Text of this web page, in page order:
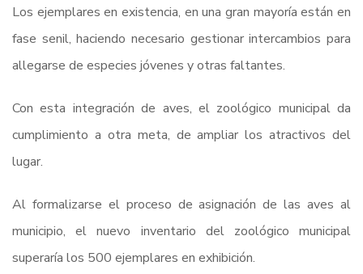
Los ejemplares en existencia, en una gran mayoría están en
fase senil, haciendo necesario gestionar intercambios para
allegarse de especies jóvenes y otras faltantes.
Con esta integración de aves, el zoológico municipal da
cumplimiento a otra meta, de ampliar los atractivos del
lugar.
Al formalizarse el proceso de asignación de las aves al
municipio, el nuevo inventario del zoológico municipal
superaría los 500 ejemplares en exhibición.